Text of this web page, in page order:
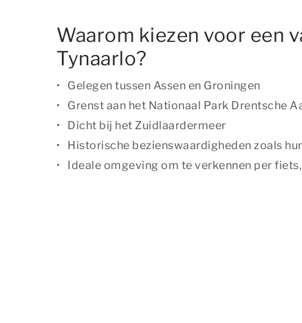
Waarom kiezen voor een
Tynaarlo?
Gelegen tussen Assen en Groningen
Grenst aan het Nationaal Park Drentsche
Dicht bij het Zuidlaardermeer
Historische bezienswaardigheden zoals
Ideale omgeving om te verkennen per